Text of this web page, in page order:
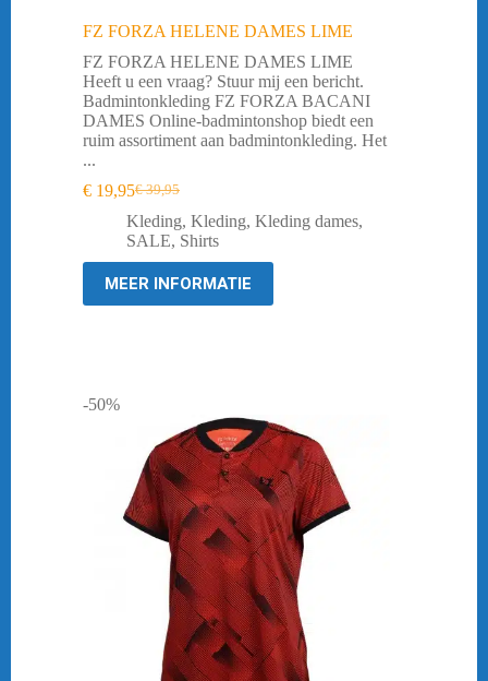
FZ FORZA HELENE DAMES LIME
FZ FORZA HELENE DAMES LIME
Heeft u een vraag? Stuur mij een bericht.
Badmintonkleding FZ FORZA BACANI
DAMES Online-badmintonshop biedt een
ruim assortiment aan badmintonkleding. Het
...
€39,95
Oorspronkelijke
prijs
was:
€ 19,95Huidige
prijs
is:
Kleding, Kleding, Kleding dames,
SALE, Shirts
MEER INFORMATIE
-50%